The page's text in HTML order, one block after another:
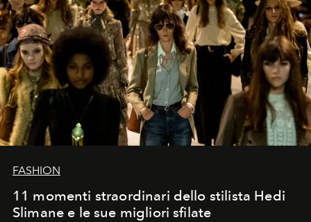
FASHION
11 momenti straordinari dello stilista Hedi
Slimane e le sue migliori sfilate